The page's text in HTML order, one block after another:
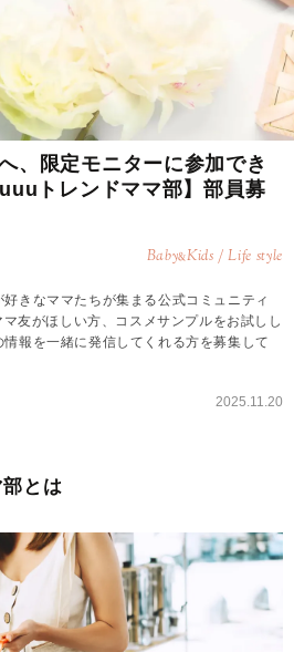
、限定モニターに参加でき
トレンドママ部】部員募
Baby&Kids / Life style
きなママたちが集まる公式コミュニティ
友がほしい方、コスメサンプルをお試しし
報を一緒に発信してくれる方を募集して
2025.11.20
とは